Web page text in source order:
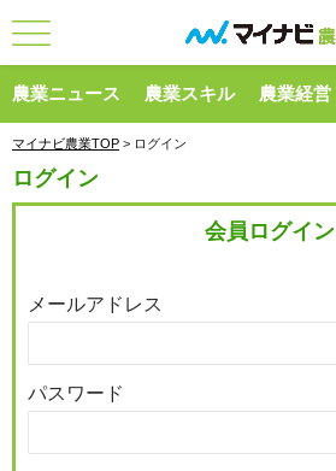
農業ニュース 農業スキル 農業経営
マイナビ農業TOP > ログイン
ログイン
会員ログイン
メールアドレス
パスワード